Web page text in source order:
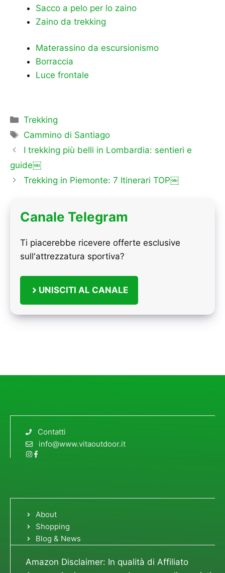
Sacco a pelo per lo zaino
Zaino da trekking
Materassino da escursionismo
Borraccia
Luce frontale
Categorie
Trekking
Tag
Cammino di Santiago
I trekking più belli in Lombardia: sentieri e
guide￼
Trekking in Piemonte: 7 Itinerari TOP￼
Canale Telegram
Ti piacerebbe ricevere offerte esclusive
sull'attrezzatura sportiva?
UNISCITI AL CANALE
Contatti
info@www.vitaoutdoor.it
About
Shopping
Blog & News
Amazon Disclaimer: In qualità di Affiliato